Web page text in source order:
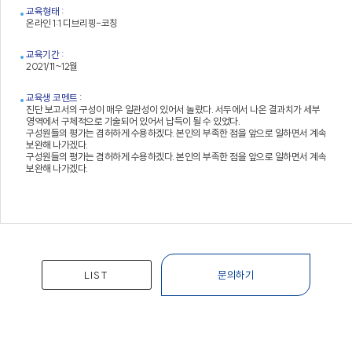
교육형태 :
온라인 1:1 디브리핑-코칭
교육기간 :
2021/11~12월
교육생 코멘트 :
진단 보고서의 구성이 매우 일관성이 있어서 놀랐다. 서두에서 나온 결과치가 세부
영역에서 구체적으로 기술되어 있어서 납득이 될 수 있었다.
구성원들의 평가는 겸허하게 수용하겠다. 본인의 부족한 점을 앞으로 일하면서 계속
보완해 나가겠다.
구성원들의 평가는 겸허하게 수용하겠다. 본인의 부족한 점을 앞으로 일하면서 계속
보완해 나가겠다.
LIST 문의하기